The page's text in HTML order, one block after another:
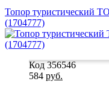
Топор туристический
(1704777)
Код 356546
584 руб.